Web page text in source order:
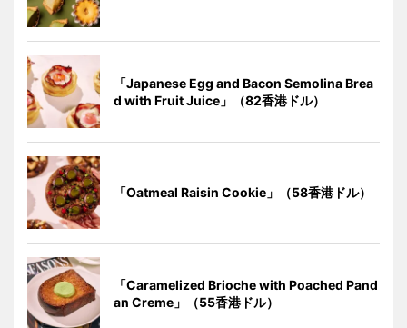
「Japanese Egg and Bacon Semolina Brea
d with Fruit Juice」（82香港ドル）
「Oatmeal Raisin Cookie」（58香港ドル）
「Caramelized Brioche with Poached Pand
an Creme」（55香港ドル）